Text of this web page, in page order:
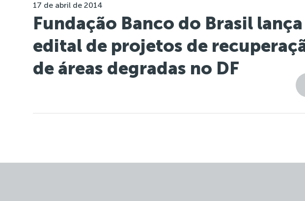
17 de abril de 2014
Fundação Banco do Brasil lança
edital de projetos de
de áreas degradas no DF